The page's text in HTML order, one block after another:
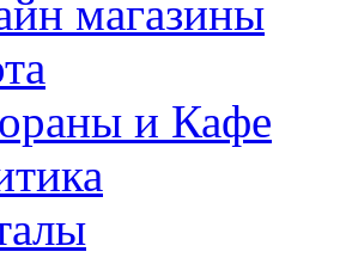
магазины
и Кафе